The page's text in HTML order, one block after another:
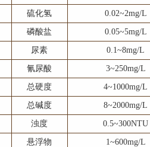
硫化氢 0.02~2mg/L
磷酸盐 0.05~5mg/L
尿素 0.1~8mg/L
氰尿酸 3~250mg/L
总硬度 4~1000mg/L
总碱度 8~2000mg/L
浊度 0.5~300NTU
悬浮物 1~600mg/L